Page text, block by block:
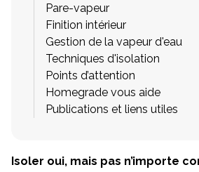
Pare-vapeur
Finition intérieur
Gestion de la vapeur d'eau
Techniques d'isolation
Points d’attention
Homegrade vous aide
Publications et liens utiles
Isoler oui, mais pas n’importe